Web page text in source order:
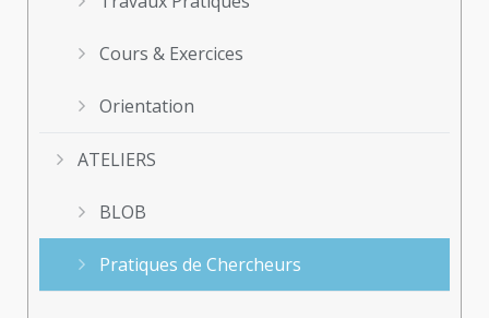
Cours & Exercices
Orientation
ATELIERS
BLOB
Pratiques de Chercheurs